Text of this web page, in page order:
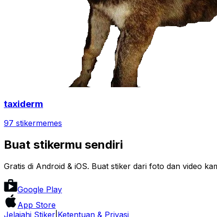
taxiderm
97 stikermemes
Buat stikermu sendiri
Gratis di Android & iOS. Buat stiker dari foto dan video
Google Play
App Store
Jelajahi Stiker Ketentuan & Privasi